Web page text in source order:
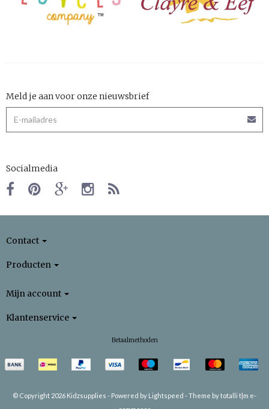
Meld je aan voor onze nieuwsbrief
Socialmedia
Contact
Producten
Mijn account
Klantenservice
Betaalmethoden
© Copyright 2026 Kidzsupplies - Powered by Lightspeed -Theme by totalli t|m e-